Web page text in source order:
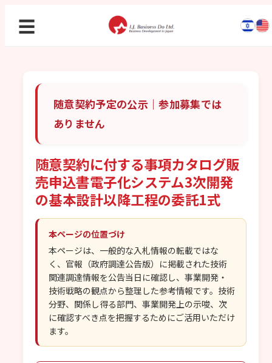
☰
随意契約予定の公示｜参加募集では
ありません
随意契約に付する事項カタログ販
売申込書電子化システム3次開発
の基本設計以降工程の委託1式
本ページの位置づけ
本ページは、一般的な入札情報の転載ではな
く、官報（政府調達公告版）に掲載された技術
関連調達情報を公告当日に確認し、事業開発・
技術戦略の観点から整理した参考情報です。技術
分野、関係し得る部門、事業開発上の示唆、次
に確認すべき点を把握するためにご活用いただけ
ます。